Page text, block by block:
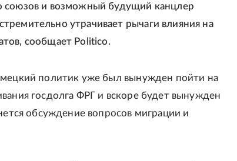
союзов и возможный будущий канцлер
утрачивает рычаги влияния на
сообщает Politico.
политик уже был вынужден пойти на
госдолга ФРГ и вскоре будет вынужден
обсуждение вопросов миграции и